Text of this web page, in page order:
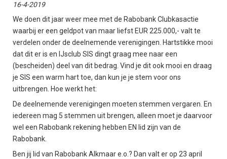
16-4-2019
We doen dit jaar weer mee met de Rabobank Clubkasactie
waarbij er een geldpot van maar liefst EUR 225.000,- valt te
verdelen onder de deelnemende verenigingen. Hartstikke mooi
dat dit er is en IJsclub SIS dingt graag mee naar een
(bescheiden) deel van dit bedrag. Vind je dit ook mooi en draag
je SIS een warm hart toe, dan kun je je stem voor ons
uitbrengen. Hoe werkt het:
De deelnemende verenigingen moeten stemmen vergaren. En
iedereen mag 5 stemmen uit brengen, alleen moet je daarvoor
wel een Rabobank rekening hebben EN lid zijn van de
Rabobank.
Ben jij lid van Rabobank Alkmaar e.o.? Dan valt er op 23 april